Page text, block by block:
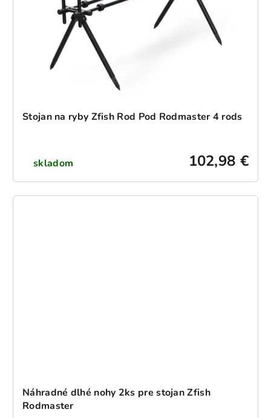
Stojan na ryby Zfish Rod Pod Rodmaster 4 rods
skladom 102,98 €
Náhradné dlhé nohy 2ks pre stojan Zfish
Rodmaster